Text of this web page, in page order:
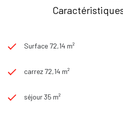
Surface 72,14 m²
carrez 72,14 m²
séjour 35 m²